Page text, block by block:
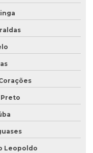
Leopoldo